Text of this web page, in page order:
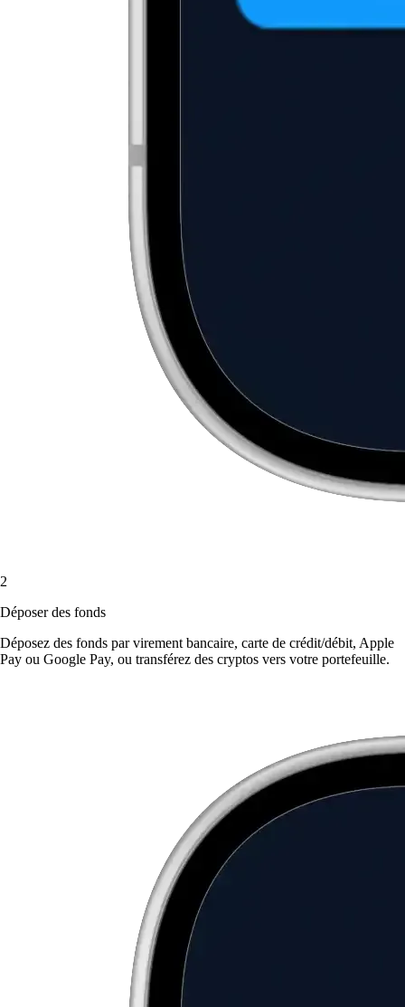
2
Déposer des fonds
Déposez des fonds par virement bancaire, carte de crédit/débit, Apple
Pay ou Google Pay, ou transférez des cryptos vers votre portefeuille.